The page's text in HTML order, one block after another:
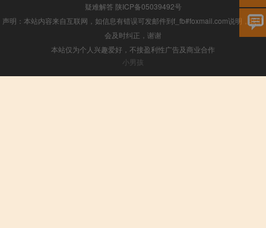
疑难解答 陕ICP备05039492号
声明：本站内容来自互联网，如信息有错误可发邮件到f_fb#foxmail.com说明，我们
会及时纠正，谢谢
本站仅为个人兴趣爱好，不接盈利性广告及商业合作
小男孩